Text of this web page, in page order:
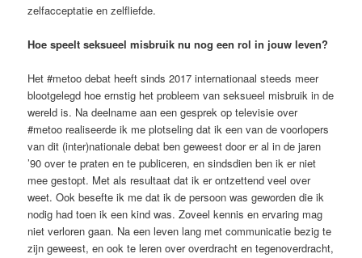
zelfacceptatie en zelfliefde.
Hoe speelt seksueel misbruik nu nog een rol in jouw leven?
Het #metoo debat heeft sinds 2017 internationaal steeds meer
blootgelegd hoe ernstig het probleem van seksueel misbruik in de
wereld is. Na deelname aan een gesprek op televisie over
#metoo realiseerde ik me plotseling dat ik een van de voorlopers
van dit (inter)nationale debat ben geweest door er al in de jaren
’90 over te praten en te publiceren, en sindsdien ben ik er niet
mee gestopt. Met als resultaat dat ik er ontzettend veel over
weet. Ook besefte ik me dat ik de persoon was geworden die ik
nodig had toen ik een kind was. Zoveel kennis en ervaring mag
niet verloren gaan. Na een leven lang met communicatie bezig te
zijn geweest, en ook te leren over overdracht en tegenoverdracht,